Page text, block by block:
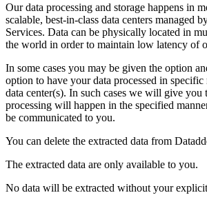
Our data processing and storage happens in
scalable, best-in-class data centers managed
Services. Data can be physically located in
the world in order to maintain low latency of
In some cases you may be given the option
option to have your data processed in
data center(s). In such cases we will give you
processing will happen in the specified
be communicated to you.
You can delete the extracted data from
The extracted data are only available to you.
No data will be extracted without your